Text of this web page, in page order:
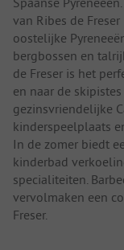
van Ribes de
oostelijke
bergbossen en
de Freser is het
en naar de
gezinsvriendelijke
kinderspeelplaats
In de zomer biedt
kinderbad
specialiteiten.
vervolmaken een
Freser.